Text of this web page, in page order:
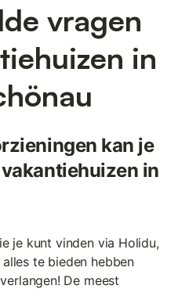
vragen
in
kan je
in
je kunt vinden via Holidu,
te bieden hebben
De meest